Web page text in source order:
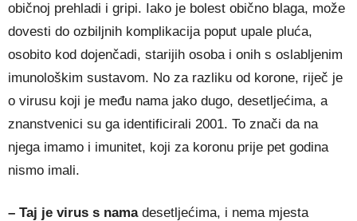
običnoj prehladi i gripi. Iako je bolest obično blaga, može
dovesti do ozbiljnih komplikacija poput upale pluća,
osobito kod dojenčadi, starijih osoba i onih s oslabljenim
imunološkim sustavom. No za razliku od korone, riječ je
o virusu koji je među nama jako dugo, desetljećima, a
znanstvenici su ga identificirali 2001. To znači da na
njega imamo i imunitet, koji za koronu prije pet godina
nismo imali.
– Taj je virus s namadesetljećima, i nema mjesta